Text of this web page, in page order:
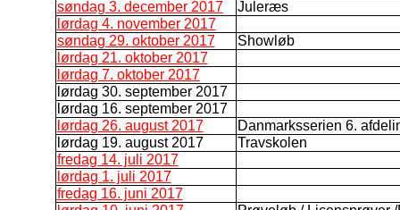
søndag 3. december 2017
Juleræs
lørdag 4. november 2017
søndag 29. oktober 2017
Showløb
lørdag 21. oktober 2017
lørdag 7. oktober 2017
lørdag 30. september 2017
lørdag 16. september 2017
lørdag 26. august 2017
Danmarksserien 6.
lørdag 19. august 2017
Travskolen
fredag 14. juli 2017
lørdag 1. juli 2017
fredag 16. juni 2017